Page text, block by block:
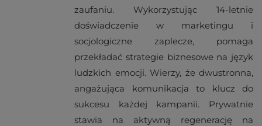
zaufaniu. Wykorzystując 14-letnie
doświadczenie w marketingu i
socjologiczne zaplecze, pomaga
przekładać strategie biznesowe na język
ludzkich emocji. Wierzy, że dwustronna,
angażująca komunikacja to klucz do
sukcesu każdej kampanii. Prywatnie
stawia na aktywną regenerację na